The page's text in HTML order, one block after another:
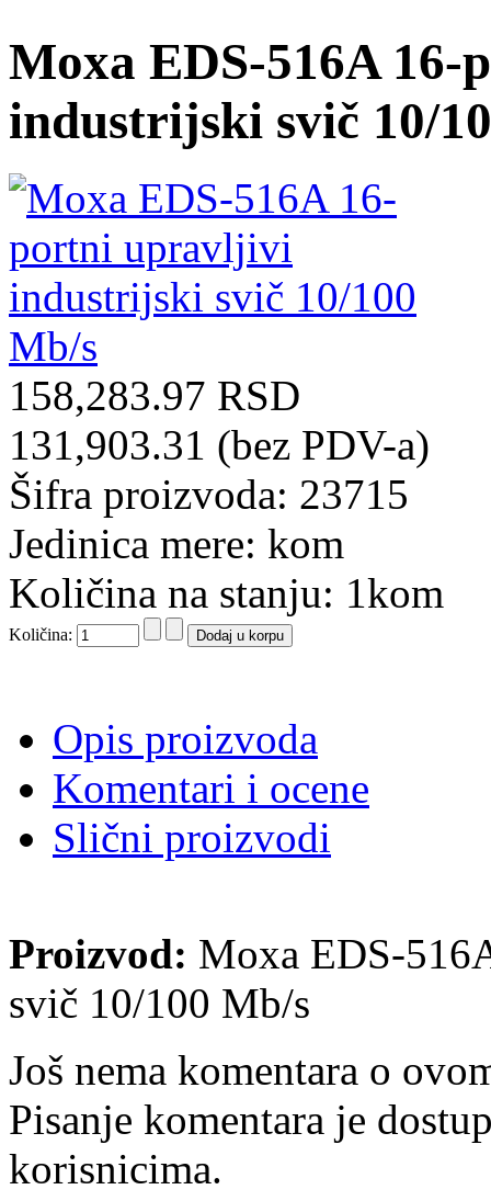
Moxa EDS-516A
industrijski svič 10/
158,283.97 RSD
131,903.31 (bez PDV-a)
Šifra proizvoda: 23715
Jedinica mere: kom
Količina na stanju: 1kom
Količina:
Opis proizvoda
Komentari i ocene
Slični proizvodi
Proizvod: Moxa EDS-
svič 10/100 Mb/s
Još nema komentara o
Pisanje komentara je
korisnicima.